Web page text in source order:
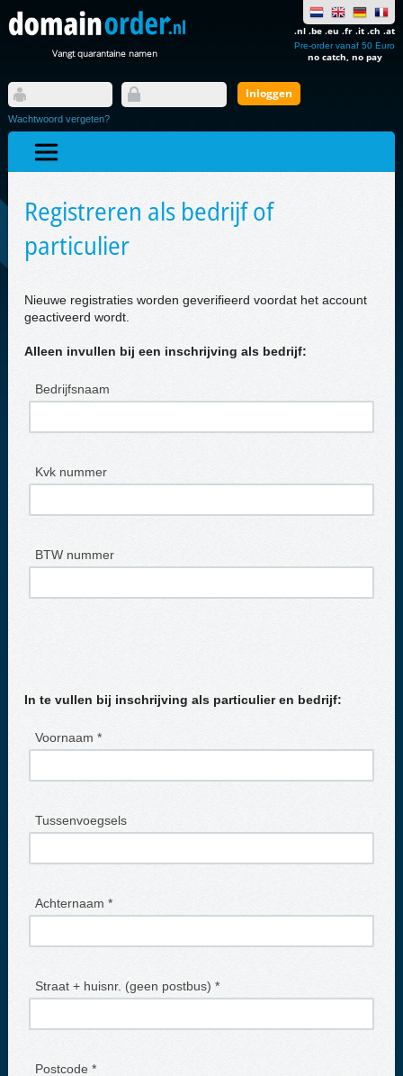
Vangt quarantaine namen
.nl .be .eu .fr .it .ch .at
Pre-order vanaf 50 Euro
no catch, no pay
Wachtwoord vergeten?
Registreren als bedrijf of
particulier
Nieuwe registraties worden geverifieerd voordat het account
geactiveerd wordt.
Alleen invullen bij een inschrijving als bedrijf:
Bedrijfsnaam
Kvk nummer
BTW nummer
In te vullen bij inschrijving als particulier en bedrijf:
Voornaam *
Tussenvoegsels
Achternaam *
Straat + huisnr. (geen postbus) *
Postcode *